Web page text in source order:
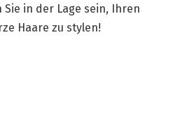
Sie in der Lage sein, Ihren
Haare zu stylen!